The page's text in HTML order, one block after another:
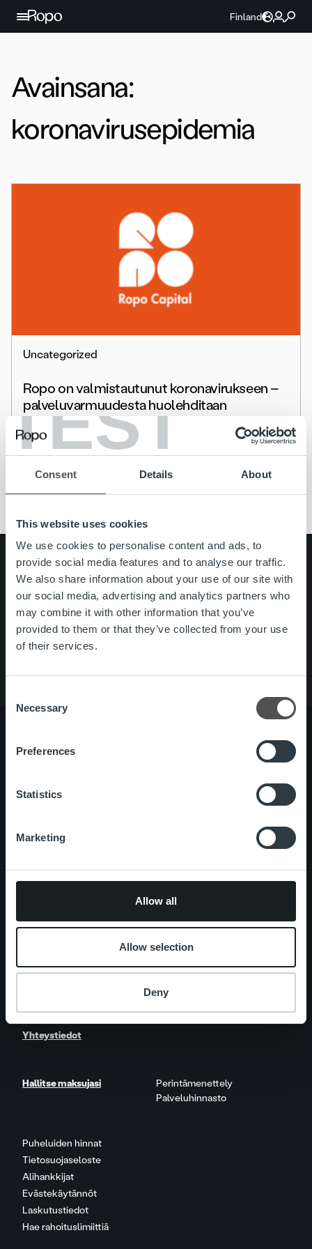
TEST
Consent Details About
This website uses cookies
We use cookies to personalise content and ads, to
provide social media features and to analyse our traffic.
We also share information about your use of our site with
our social media, advertising and analytics partners who
may combine it with other information that you’ve
provided to them or that they’ve collected from your use
of their services.
Selection
Necessary
Preferences
Statistics
Marketing
Allow all
Allow selection
Deny
Jatka sisältöön
Finland
Avainsana:
koronavirusepidemia
Uncategorized
Ropo on valmistautunut koronavirukseen –
palveluvarmuudesta huolehditaan
poikkeustilanteessakin
Lue lisää
Pikalinkit
Yhteystiedot
Ura Ropolla
Palvelut
Search for:
Puheluiden hinnat
Tietosuojaseloste
Alihankkijat
Evästekäytännöt
Laskutustiedot
Hae rahoituslimiittiä
Yhteystiedot
Hallitse maksujasi
Perintämenettely
Palveluhinnasto